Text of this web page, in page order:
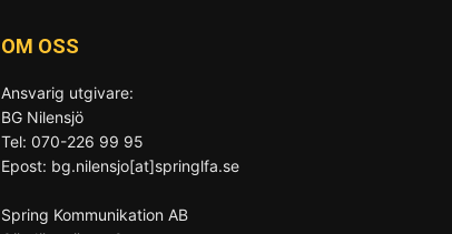
OM OSS
Ansvarig utgivare:
BG Nilensjö
Tel: 070-226 99 95
Epost: bg.nilensjo[at]springlfa.se
Spring Kommunikation AB